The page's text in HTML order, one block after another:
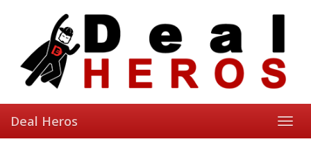
Deal Heros